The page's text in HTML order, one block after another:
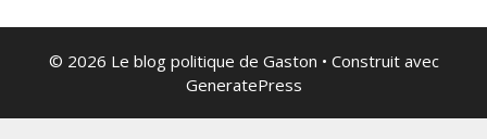
© 2026 Le blog politique de Gaston • Construit avec
GeneratePress